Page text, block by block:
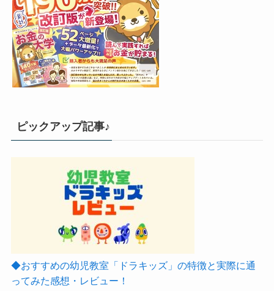
ピックアップ記事♪
◆おすすめの幼児教室「ドラキッズ」の特徴と実際に通
ってみた感想・レビュー！